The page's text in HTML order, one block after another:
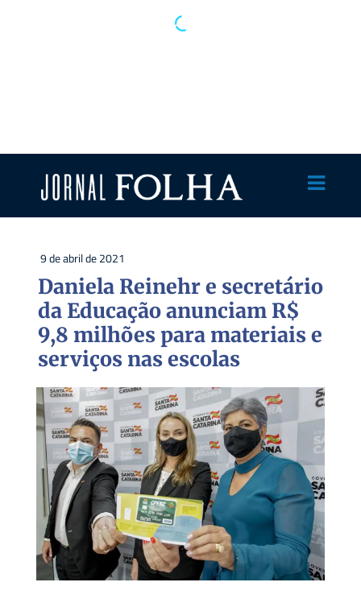
9 de abril de 2021
Daniela Reinehr e secretário
da Educação anunciam R$
9,8 milhões para materiais e
serviços nas escolas